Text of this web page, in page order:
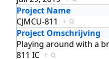
Project Name
CJMCU-811 +
Project Omschrijving
Playing around with a
811 IC +